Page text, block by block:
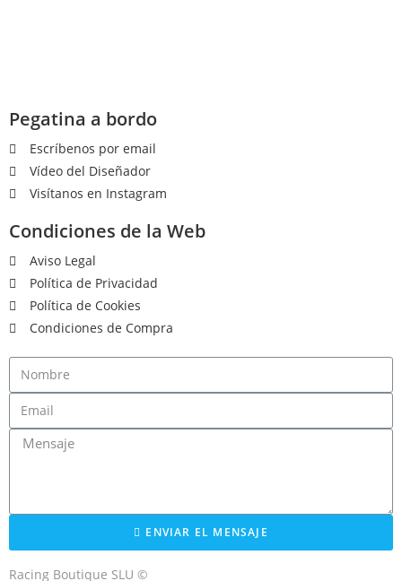
Pegatina a bordo
Escríbenos por email
Vídeo del Diseñador
Visítanos en Instagram
Condiciones de la Web
Aviso Legal
Política de Privacidad
Política de Cookies
Condiciones de Compra
ENVIAR EL MENSAJE
Racing Boutique SLU ©